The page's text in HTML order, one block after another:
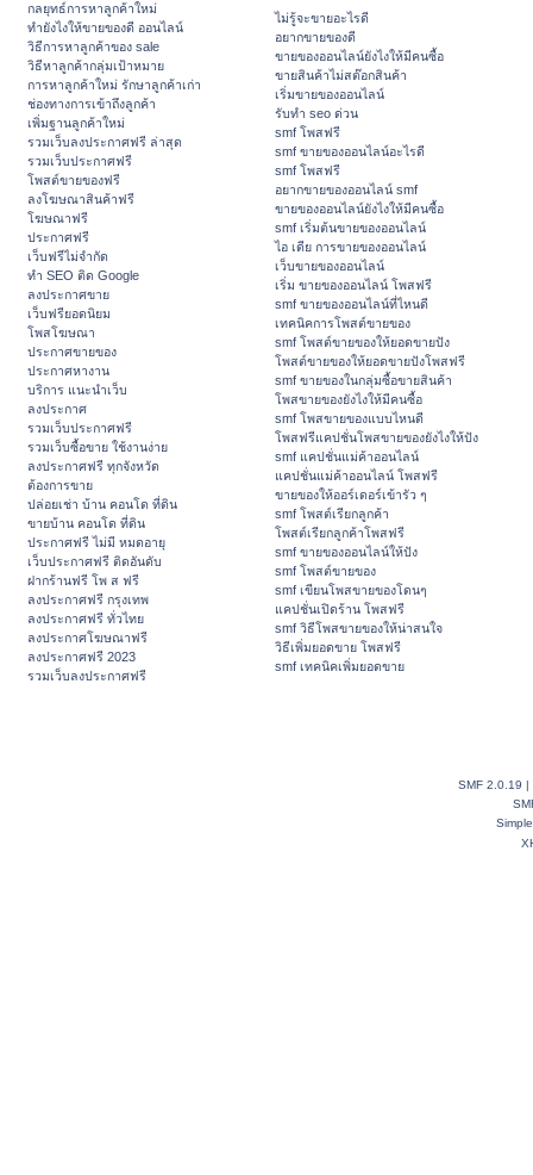
กลยุทธ์การหาลูกค้าใหม่
ทํายังไงให้ขายของดี ออนไลน์
วิธีการหาลูกค้าของ sale
วิธีหาลูกค้ากลุ่มเป้าหมาย
การหาลูกค้าใหม่ รักษาลูกค้าเก่า
ช่องทางการเข้าถึงลูกค้า
เพิ่มฐานลูกค้าใหม่
รวมเว็บลงประกาศฟรี ล่าสุด
รวมเว็บประกาศฟรี
โพสต์ขายของฟรี
ลงโฆษณาสินค้าฟรี
โฆษณาฟรี
ประกาศฟรี
เว็บฟรีไม่จำกัด
ทำ SEO ติด Google
ลงประกาศขาย
เว็บฟรียอดนิยม
โพสโฆษณา
ประกาศขายของ
ประกาศหางาน
บริการ แนะนำเว็บ
ลงประกาศ
รวมเว็บประกาศฟรี
รวมเว็บซื้อขาย ใช้งานง่าย
ลงประกาศฟรี ทุกจังหวัด
ต้องการขาย
ปล่อยเช่า บ้าน คอนโด ที่ดิน
ขายบ้าน คอนโด ที่ดิน
ประกาศฟรี ไม่มี หมดอายุ
เว็บประกาศฟรี ติดอันดับ
ฝากร้านฟรี โพ ส ฟรี
ลงประกาศฟรี กรุงเทพ
ลงประกาศฟรี ทั่วไทย
ลงประกาศโฆษณาฟรี
ลงประกาศฟรี 2023
รวมเว็บลงประกาศฟรี
ไม่รู้จะขายอะไรดี
อยากขายของดี
ขายของออนไลน์ยังไงให้มีคนซื้อ
ขายสินค้าไม่สต๊อกสินค้า
เริ่มขายของออนไลน์
รับทำ seo ด่วน
smf โพสฟรี
smf ขายของออนไลน์อะไรดี
smf โพสฟรี
อยากขายของออนไลน์ smf
ขายของออนไลน์ยังไงให้มีคนซื้อ
smf เริ่มต้นขายของออนไลน์
ไอ เดีย การขายของออนไลน์
เว็บขายของออนไลน์
เริ่ม ขายของออนไลน์ โพสฟรี
smf ขายของออนไลน์ที่ไหนดี
เทคนิคการโพสต์ขายของ
smf โพสต์ขายของให้ยอดขายปัง
โพสต์ขายของให้ยอดขายปังโพสฟรี
smf ขายของในกลุ่มซื้อขายสินค้า
โพสขายของยังไงให้มีคนซื้อ
smf โพสขายของแบบไหนดี
โพสฟรีแคปชั่นโพสขายของยังไงให้ปัง
smf แคปชั่นแม่ค้าออนไลน์
แคปชั่นแม่ค้าออนไลน์ โพสฟรี
ขายของให้ออร์เดอร์เข้ารัว ๆ
smf โพสต์เรียกลูกค้า
โพสต์เรียกลูกค้าโพสฟรี
smf ขายของออนไลน์ให้ปัง
smf โพสต์ขายของ
smf เขียนโพสขายของโดนๆ
แคปชั่นเปิดร้าน โพสฟรี
smf วิธีโพสขายของให้น่าสนใจ
วิธีเพิ่มยอดขาย โพสฟรี
smf เทคนิคเพิ่มยอดขาย
SMF 2.0.19 |